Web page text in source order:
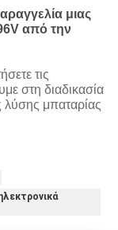
μιας
από την
τις
στη διαδικασία
λύσης μπαταρίας